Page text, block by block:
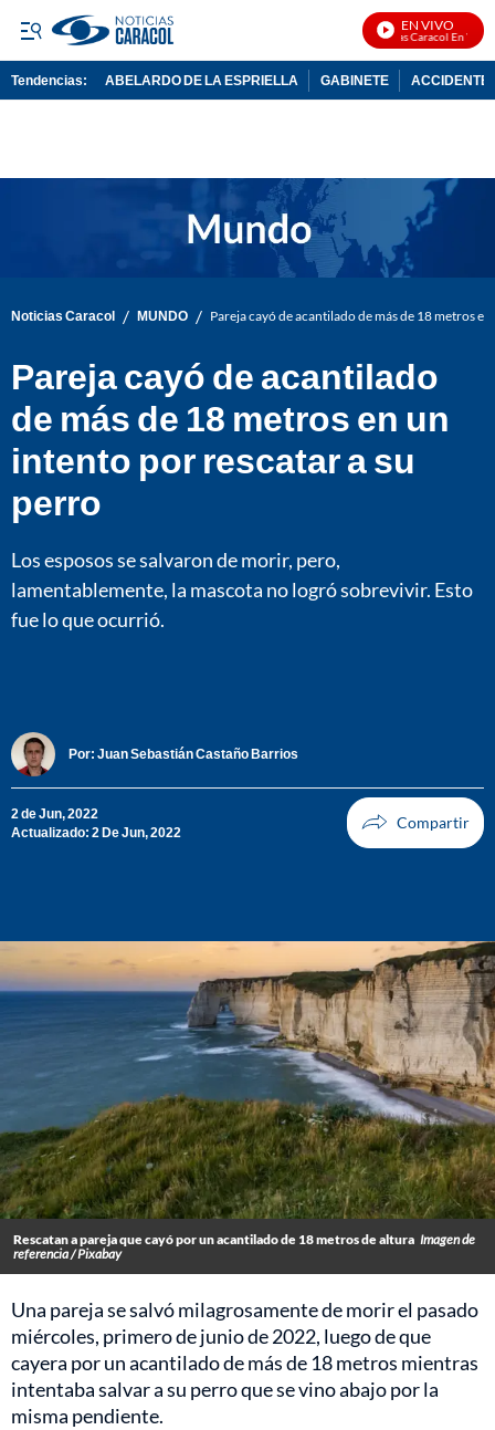
EN VIVO
Noticias Caracol En Vivo
Tendencias: ABELARDO DE LA ESPRIELLA GABINETE ACCIDENTE
Noticias Caracol / MUNDO / Pareja cayó de acantilado de más de 18 metros
Pareja cayó de acantilado
de más de 18 metros en un
intento por rescatar a su
perro
Los esposos se salvaron de morir, pero,
lamentablemente, la mascota no logró sobrevivir. Esto
fue lo que ocurrió.
Por: Juan Sebastián Castaño Barrios
2 de Jun, 2022
Actualizado: 2 De Jun, 2022
Rescatan a pareja que cayó por un acantilado de 18 metros de altura Imagen de
referencia / Pixabay
Una pareja se salvó milagrosamente de morir el pasado
miércoles, primero de junio de 2022, luego de que
cayera por un acantilado de más de 18 metros mientras
intentaba salvar a su perro que se vino abajo por la
misma pendiente.